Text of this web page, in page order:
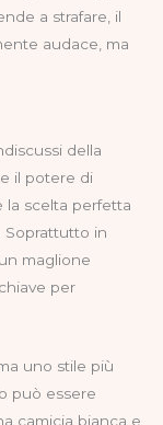
a strafare, il
audace, ma
della
il potere di
la scelta perfetta
Soprattutto in
maglione
per
uno stile più
può essere
camicia bianca e